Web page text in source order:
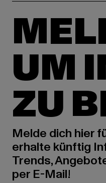
UM
ZU
Melde dich hier
erhalte künftig
Trends,
per E-Mail!